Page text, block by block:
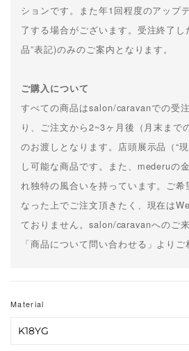
ションです。また年1回程度のアップ
了する場合がございます。受注終了し
品”表記)のみのご案内となります。
ご購入について
すべての商品はsalon/caravanでの受
り、ご注文から2~3ヶ月後（月末まで
のお渡しとなります。店頭展示品（“
し可能な商品です。また、mederuの
れ独特の風合いを持っています。ご
なった上でご注文頂きたく、現在は
ておりません。salon/caravanへのご
「商品について問い合わせる」よりご
Material